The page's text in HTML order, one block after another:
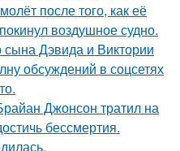
после того, как её
воздушное судно.
Дэвида и Виктории
обсуждений в соцсетях
Джонсон тратил на
бессмертия.